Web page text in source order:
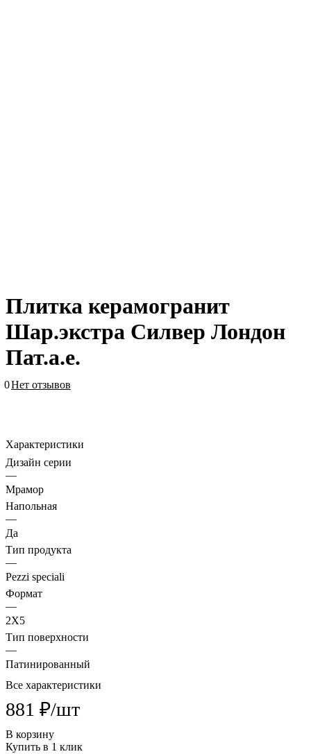
Плитка керамогранит
Шар.экстра Силвер Лондон
Пат.а.е.
0Нет отзывов
Характеристики
Дизайн серии
—
Мрамор
Напольная
—
Да
Тип продукта
—
Pezzi speciali
Формат
—
2X5
Тип поверхности
—
Патинированный
Все характеристики
881 ₽/шт
В корзину
Купить в 1 клик